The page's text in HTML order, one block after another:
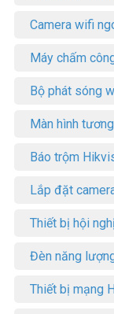
Camera wifi
Máy chấm
Bộ phát sóng
Màn hình
Báo trộm
Lắp đặt
Thiết bị hội
Đèn năng
Thiết bị mạng